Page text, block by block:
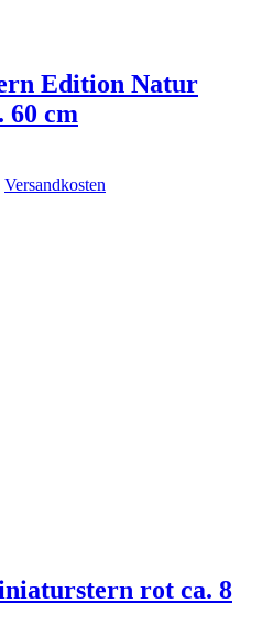
Edition Natur
60 cm
Versandkosten
rot ca. 8